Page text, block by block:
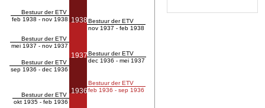
Bestuur der ETV
feb 1938 - nov 1938
Bestuur der ETV
mei 1937 - nov 1937
Bestuur der ETV
sep 1936 - dec 1936
Bestuur der ETV
okt 1935 - feb 1936
1938
1937
1936
Bestuur der ETV
nov 1937 - feb 1938
Bestuur der ETV
dec 1936 - mei 1937
Bestuur der ETV
feb 1936 - sep 1936